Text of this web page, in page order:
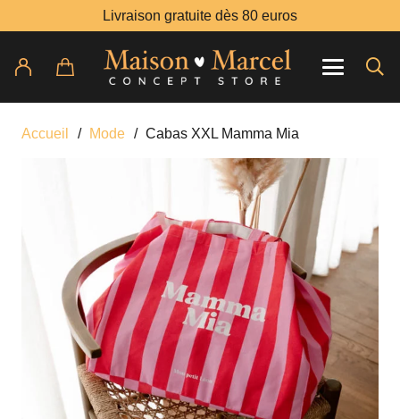
Livraison gratuite dès 80 euros
Accueil / Mode / Cabas XXL Mamma Mia